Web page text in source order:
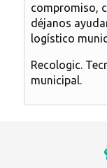
compromiso,
déjanos
logístico
Recologic.
municipal.